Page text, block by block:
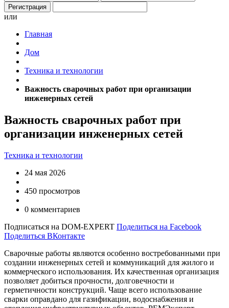
или
Главная
Дом
Техника и технологии
Важность сварочных работ при организации
инженерных сетей
Важность сварочных работ при
организации инженерных сетей
Техника и технологии
24 мая 2026
450 просмотров
0 комментариев
Подписаться на DOM-EXPERT Поделиться на Facebook
Поделиться ВКонтакте
Сварочные работы являются особенно востребованными при
создании инженерных сетей и коммуникаций для жилого и
коммерческого использования. Их качественная организация
позволяет добиться прочности, долговечности и
герметичности конструкций. Чаще всего использование
сварки оправдано для газификации, водоснабжения и